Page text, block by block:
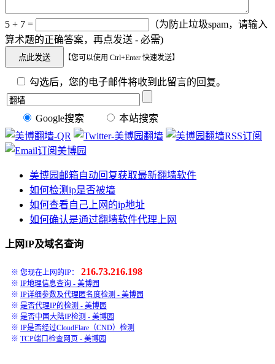
5 + 7 =
（为防止垃圾spam，请输入
算术题的正确答案，再点发送 - 必需)
【您可以使用 Ctrl+Enter 快速发送】
勾选后，您的电子邮件将收到此留言的回复。
Google搜索 本站搜索
美博园邮箱自动回复获取最新翻墙软件
如何检测ip是否被墙
如何查看自己上网的ip地址
如何确认是通过翻墙软件代理上网
上网IP及域名查询
※ 您现在上网的IP： 216.73.216.198
※ IP地理信息查询 - 美博园
※ IP详细参数及代理匿名度检测 - 美博园
※ 是否代理IP的检测 - 美博园
※ 是否中国大陆IP检测 - 美博园
※ IP是否经过CloudFlare（CND）检测
※ TCP端口检查网页 - 美博园